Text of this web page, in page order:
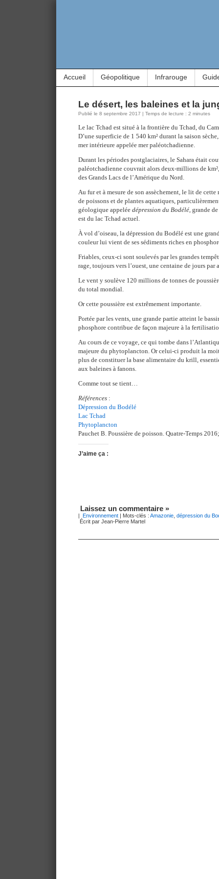
Accueil Géopolitique Infrarouge
Le désert, les baleines et la
Publié le 8 septembre 2017 | Temps de lecture : 2 minutes
Le lac Tchad est situé à la frontière du Tchad, du
D’une superficie de 1 540 km² durant la saison
mer intérieure appelée mer paléotchadienne.
Durant les périodes postglaciaires, le Sahara était
paléotchadienne couvrait alors deux-millions de
des Grands Lacs de l’Amérique du Nord.
Au fur et à mesure de son assèchement, le lit de cette
de poissons et de plantes aquatiques,
géologique appelée dépression du Bodélé, grande
est du lac Tchad actuel.
À vol d’oiseau, la dépression du Bodélé est une
couleur lui vient de ses sédiments riches en
Friables, ceux-ci sont soulevés par les grandes
rage, toujours vers l’ouest, une centaine de jours par
Le vent y soulève 120 millions de tonnes de
du total mondial.
Or cette poussière est extrêmement importante.
Portée par les vents, une grande partie atteint le
phosphore contribue de façon majeure à la
Au cours de ce voyage, ce qui tombe dans
majeure du phytoplancton. Or celui-ci produit la
plus de constituer la base alimentaire du krill,
aux baleines à fanons.
Comme tout se tient…
Références :
Dépression du Bodélé
Lac Tchad
Phytoplancton
Pauchet B. Poussière de poisson. Quatre-Temps
J’aime ça :
Laissez un commentaire »
| Environnement | Mots-clés : Amazonie dépression du
Écrit par Jean-Pierre Martel